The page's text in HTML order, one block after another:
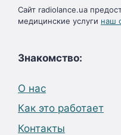
Сайт radiolance.ua
медицинские услуги наш
Знакомство:
О нас
Как это работает
Контакты